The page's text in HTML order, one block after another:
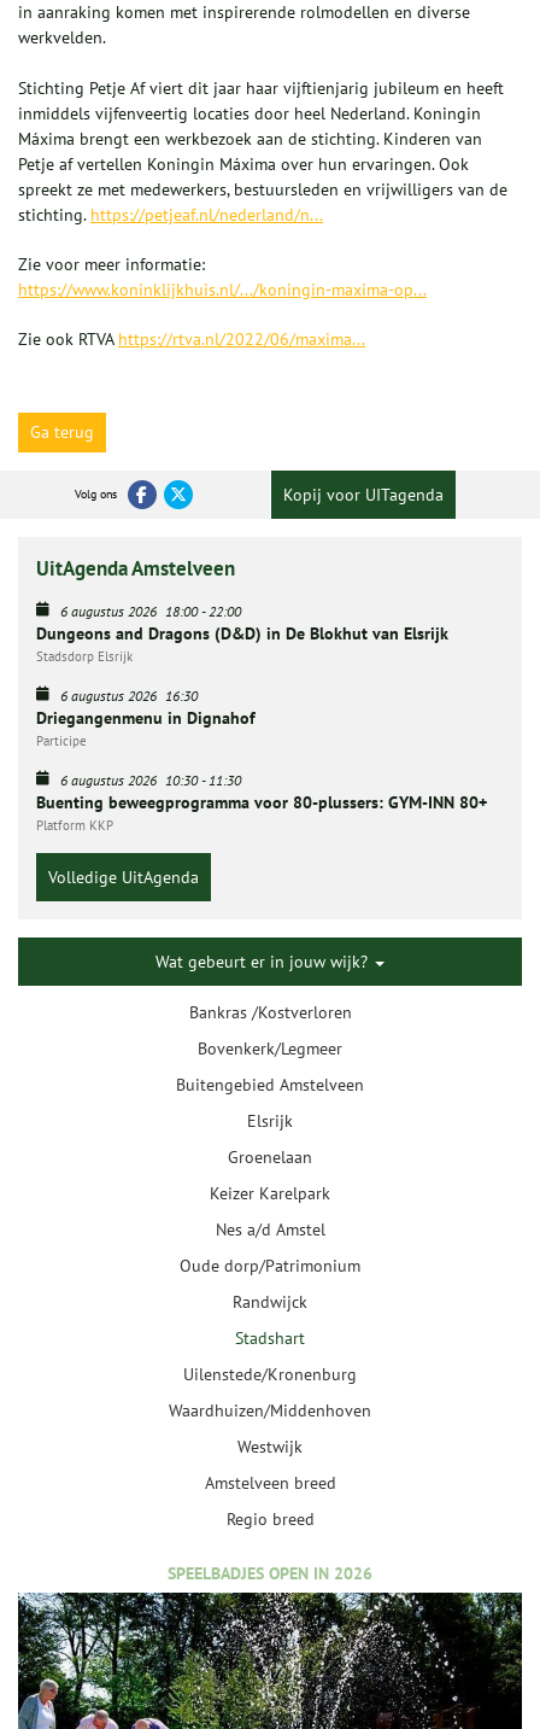
in aanraking komen met inspirerende rolmodellen en diverse
werkvelden.
Stichting Petje Af viert dit jaar haar vijftienjarig jubileum en heeft
inmiddels vijfenveertig locaties door heel Nederland. Koningin
Máxima brengt een werkbezoek aan de stichting. Kinderen van
Petje af vertellen Koningin Máxima over hun ervaringen. Ook
spreekt ze met medewerkers, bestuursleden en vrijwilligers van de
stichting. https://petjeaf.nl/nederland/n...
Zie voor meer informatie:
https://www.koninklijkhuis.nl/.../koningin-maxima-op...
Zie ook RTVA https://rtva.nl/2022/06/maxima...
Ga terug
Volg ons Kopij voor UITagenda
UitAgenda Amstelveen
6 augustus 2026 18:00-22:00
Dungeons and Dragons (D&D) in De Blokhut van Elsrijk
Stadsdorp Elsrijk
6 augustus 2026 16:30
Driegangenmenu in Dignahof
Participe
6 augustus 2026 10:30-11:30
Buenting beweegprogramma voor 80-plussers: GYM-INN 80+
Platform KKP
Volledige UitAgenda
Wat gebeurt er in jouw wijk?
Bankras /Kostverloren
Bovenkerk/Legmeer
Buitengebied Amstelveen
Elsrijk
Groenelaan
Keizer Karelpark
Nes a/d Amstel
Oude dorp/Patrimonium
Randwijck
Stadshart
Uilenstede/Kronenburg
Waardhuizen/Middenhoven
Westwijk
Amstelveen breed
Regio breed
SPEELBADJES OPEN IN 2026